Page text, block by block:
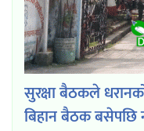
सुरक्षा बैठकले धरानको
बिहान बैठक बसेपछि